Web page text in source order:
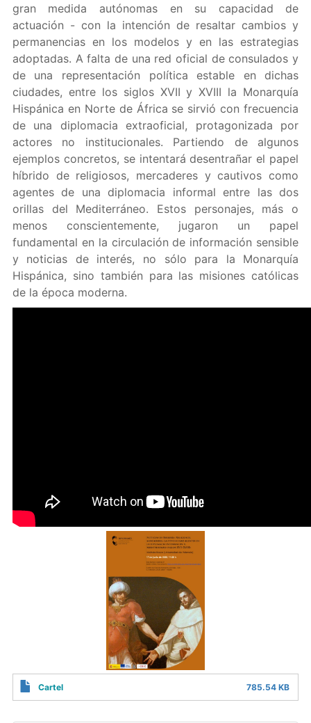
gran medida autónomas en su capacidad de
actuación - con la intención de resaltar cambios y
permanencias en los modelos y en las estrategias
adoptadas. A falta de una red oficial de consulados y
de una representación política estable en dichas
ciudades, entre los siglos XVII y XVIII la Monarquía
Hispánica en Norte de África se sirvió con frecuencia
de una diplomacia extraoficial, protagonizada por
actores no institucionales. Partiendo de algunos
ejemplos concretos, se intentará desentrañar el papel
híbrido de religiosos, mercaderes y cautivos como
agentes de una diplomacia informal entre las dos
orillas del Mediterráneo. Estos personajes, más o
menos conscientemente, jugaron un papel
fundamental en la circulación de información sensible
y noticias de interés, no sólo para la Monarquía
Hispánica, sino también para las misiones católicas
de la época moderna.
Cartel 785.54 KB